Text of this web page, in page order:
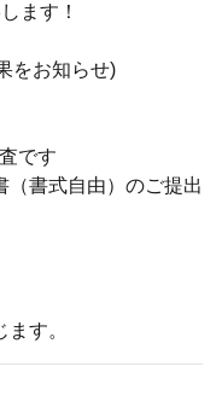
ます！
をお知らせ)
です
書式自由）のご提出
す。